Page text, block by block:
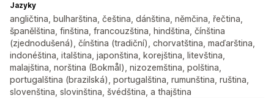
Jazyky
angličtina, bulharština, čeština, dánština, němčina, řečtina,
španělština, finština, francouzština, hindština, čínština
(zjednodušená), čínština (tradiční), chorvatština, maďarština,
indonéština, italština, japonština, korejština, litevština,
malajština, norština (Bokmål), nizozemština, polština,
portugalština (brazilská), portugalština, rumunština, ruština,
slovenština, slovinština, švédština, a thajština